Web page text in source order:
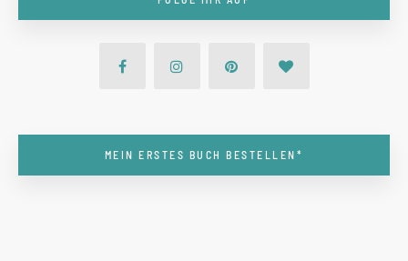
MEIN ERSTES BUCH BESTELLEN*